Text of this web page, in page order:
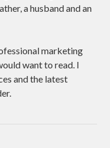
a husband and an
marketing
want to read. I
and the latest